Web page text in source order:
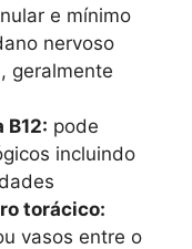
e mínimo
nervoso
geralmente
pode
incluindo
torácico:
vasos entre o